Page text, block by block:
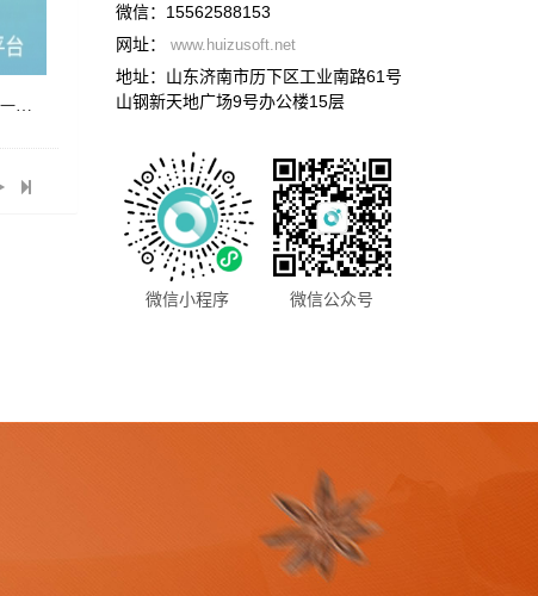
【官方正版】用友好业财进销存财务一体化企业管理T1批发库存软件
微信： 15562588153
网址：
www.huizusoft.net
地址： 山东济南市历下区工业南路61号
山钢新天地广场9号办公楼15层
微信小程序 微信公众号